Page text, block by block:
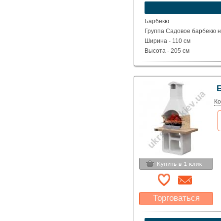
устроит?
Указать цену
Барбекю
Группа Садовое барбекю
Ширина - 110 см
Высота - 205 см
Глубина - 73 см
Торговаться
Какая цена Вас